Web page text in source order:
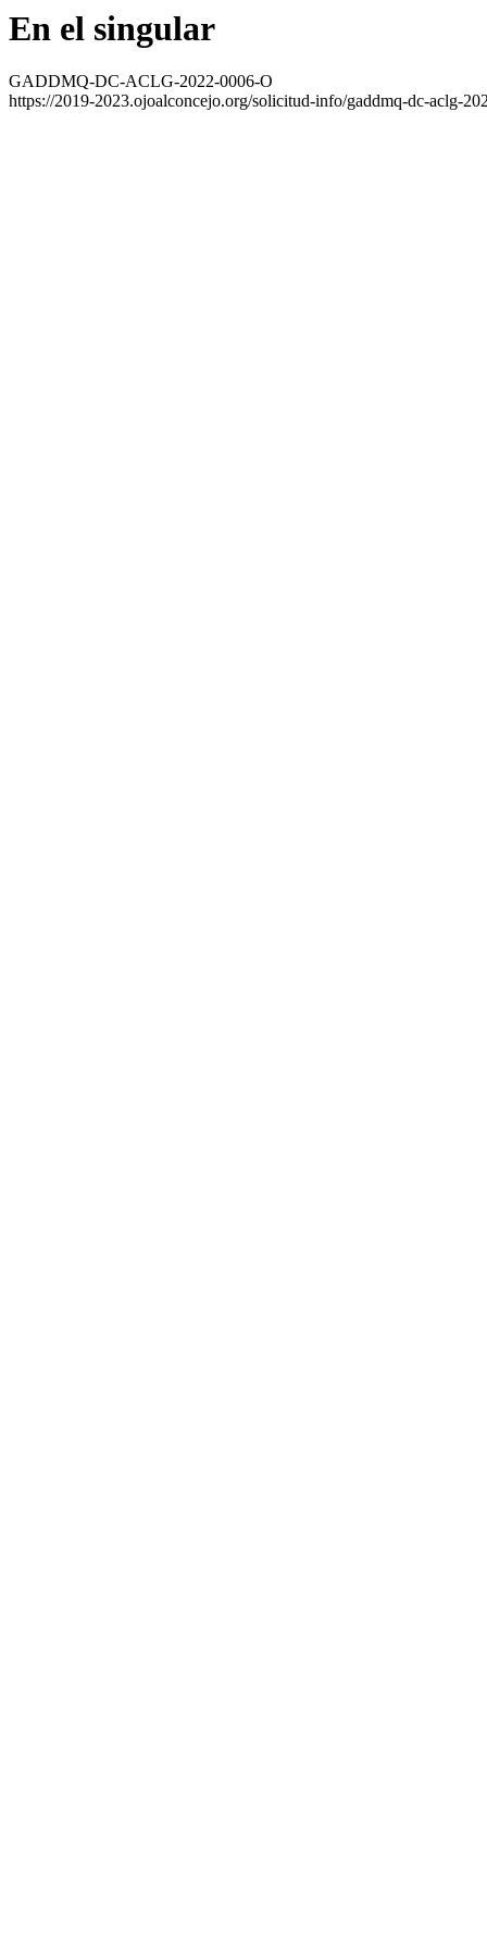
En el singular
GADDMQ-DC-ACLG-2022-0006-O
https://2019-2023.ojoalconcejo.org/solicitud-info/gaddmq-dc-aclg-